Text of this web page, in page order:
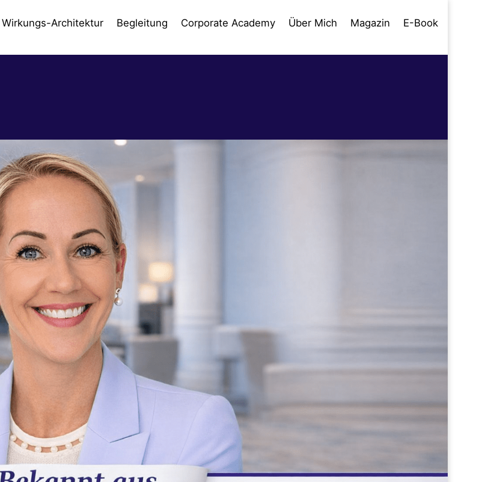
Wirkungs-Architektur Begleitung Corporate Academy Über Mich Magazin E-Book